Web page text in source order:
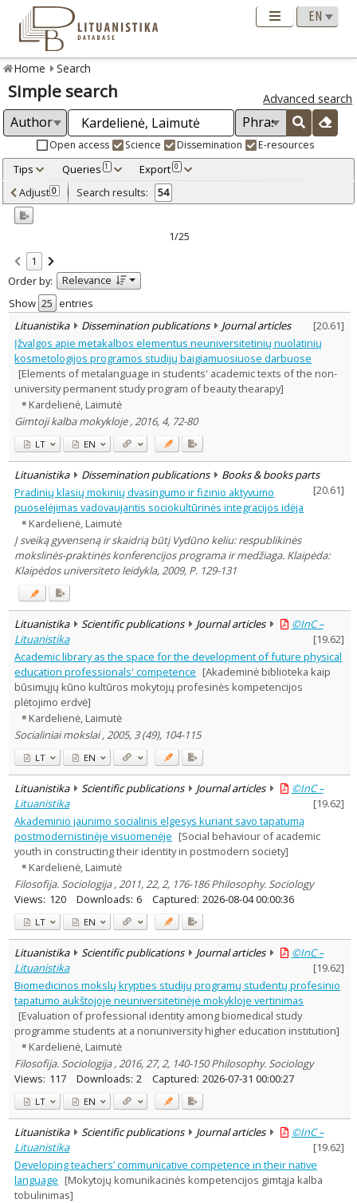
Home Search
Simple search Advanced search
Open access Science Dissemination E-resources
Tips Queries 1 Export 0
Adjusted by criteria 0
Year
Refine
Open access
Scientific publications 49
Dissemination publications
Document Type:
Books & books parts 6
Journal articles 47
Dissertations 1
Subject area:
Education 48
Economics 2
Linguistics 1
Psychology
Sociology 7
Management 4
Country of publication
Historical periods
Lithuanian place names
Subject
Journal
Adjust 0 Search results: 54
1/25
1
Order by:
Relevance
Show
entries
Lituanistika
Dissemination publications Journal articles [20.61]
Įžvalgos apie metakalbos elementus neuniversitetinių nuolatinių
kosmetologijos programos studijų baigiamuosiuose darbuose
[Elements of metalanguage in students' academic texts of the non-
university permanent study program of beauty thearapy]
Kardelienė, Laimutė
Gimtoji kalba mokykloje , 2016, 4, 72-80
LT EN
Lituanistika Dissemination publications
Books & books parts
[20.61]
Pradinių klasių mokinių dvasingumo ir fizinio aktyvumo
puoselėjimas vadovaujantis sociokultūrinės integracijos idėja
Kardelienė, Laimutė
Į sveiką gyvenseną ir skaidrią būtį Vydūno keliu: respublikinės
mokslinės-praktinės konferencijos programa ir medžiaga. Klaipėda:
Klaipėdos universiteto leidykla, 2009, P. 129-131
Lituanistika Scientific publications Journal articles
©InC –
Lituanistika
[19.62]
Academic library as the space for the development of future physical
education professionals' competence [Akademinė biblioteka kaip
būsimųjų kūno kultūros mokytojų profesinės kompetencijos
plėtojimo erdvė]
Kardelienė, Laimutė
Socialiniai mokslai , 2005, 3 (49), 104-115
LT EN
Lituanistika Scientific publications Journal articles
©InC –
Lituanistika
[19.62]
Akademinio jaunimo socialinis elgesys kuriant savo tapatumą
postmodernistinėje visuomenėje [Social behaviour of academic
youth in constructing their identity in postmodern society]
Kardelienė, Laimutė
Filosofija. Sociologija , 2011, 22, 2, 176-186 Philosophy. Sociology
Views: 120 Downloads: 6 Captured: 2026-08-04 00:00:36
LT EN
Lituanistika Scientific publications Journal articles
©InC –
Lituanistika
[19.62]
Biomedicinos mokslų krypties studijų programų studentų profesinio
tapatumo aukštojoje neuniversitetinėje mokykloje vertinimas
[Evaluation of professional identity among biomedical study
programme students at a nonuniversity higher education institution]
Kardelienė, Laimutė
Filosofija. Sociologija , 2016, 27, 2, 140-150 Philosophy. Sociology
Views: 117 Downloads: 2 Captured: 2026-07-31 00:00:27
LT EN
Lituanistika Scientific publications Journal articles
©InC –
Lituanistika
[19.62]
Developing teachers’ communicative competence in their native
language [Mokytojų komunikacinės kompetencijos gimtąja kalba
tobulinimas]